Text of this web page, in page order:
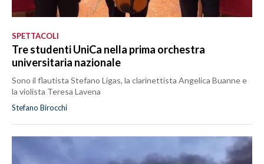
SPETTACOLI
Tre studenti UniCa nella prima orchestra
universitaria nazionale
Sono il flautista Stefano Ligas, la clarinettista Angelica Buanne e
la violista Teresa Lavena
Stefano Birocchi